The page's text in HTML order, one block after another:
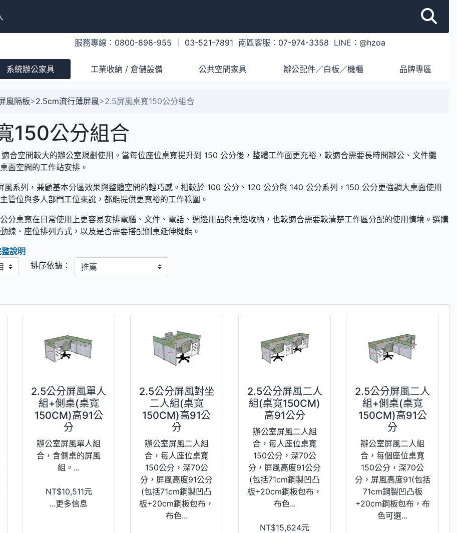
服務專線： 0800-898-955 03-521-7891 南區客服： 07-974-3358 LINE：@hzoa
系統辦公家具 工業收納 / 倉儲設備 公共空間家具 辦公配件／白板／機櫃 品牌專區
風隔板>2.5cm流行薄屏風>2.5屏風桌寬150公分組合
150公分組合
合空間較大的辦公室規劃使用。當每位座位桌寬提升到 150 公分後，整體工作面更充裕，較適合需要長時間辦公、文件攤
面空間的工作站安排。
系列，兼顧基本分區效果與整體空間的輕巧感。相較於 100 公分、120 公分與 140 公分系列，150 公分更強調大桌面使用
管位與多人部門工位來說，都能提供更寬裕的工作範圍。
分桌寬在日常使用上更容易安排電腦、文件、電話、週邊用品與桌邊收納，也較適合需要較清楚工作區分配的使用情境。選購
線、座位排列方式，以及是否需要搭配側桌延伸機能。
說明
排序依據：
2.5公分屏風單人
組+側桌(桌寬
150CM)高91公
分
辦公室屏風單人組
合，含側桌的屏風
組。...
NT$10,511元
...更多信息
2.5公分屏風對坐
二人組(桌寬
150CM)高91公
分
辦公室屏風二人組
合，每人座位桌寬
150公分，深70公
分，屏風高度91公分
(包括71cm鋼製凹凸
板+20cm鋼板包布，
布色...
2.5公分屏風二人
組(桌寬150CM)
高91公分
辦公室屏風二人組
合，每人座位桌寬
150公分，深70公
分，屏風高度91公分
(包括71cm鋼製凹凸
板+20cm鋼板包布，
布色...
NT$15,624元
2.5公分屏風二人
組+側桌(桌寬
150CM)高91公
分
辦公室屏風二人組
合，每個座位桌寬
150公分，深70公
分，屏風高度91(包括
71cm鋼製凹凸板
+20cm鋼板包布，布
色可選...